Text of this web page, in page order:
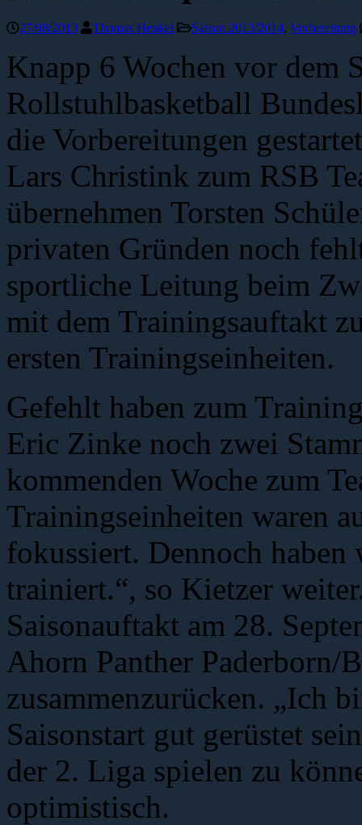
27/08/2013 Thomas Henkel Saison 2013/2014, Vorbereitung
Knapp 6 Wochen vor dem
Rollstuhlbasketball
die Vorbereitungen
Lars Christink zum RSB
übernehmen Torsten
privaten Gründen noch
sportliche Leitung beim
mit dem Trainingsauftakt
ersten Trainingseinheiten.
Gefehlt haben zum
Eric Zinke noch zwei
kommenden Woche zum
Trainingseinheiten waren
fokussiert. Dennoch
trainiert.“, so Kietzer
Saisonauftakt am 28.
Ahorn Panther Paderborn/
zusammenzurücken. „Ich
Saisonstart gut gerüstet
der 2. Liga spielen zu
optimistisch.